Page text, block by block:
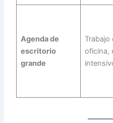
Agenda de
escritorio
grande
Trabajo
oficina,